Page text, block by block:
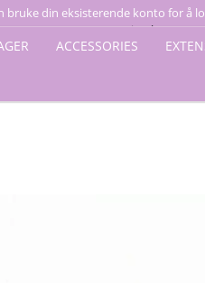
bruke din eksisterende konto for å
inn her
ACCESSORIES